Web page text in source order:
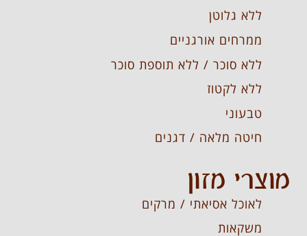
ללא גלוטן
ממרחים אורגניים
ללא סוכר / ללא תוספת סוכר
ללא לקטוז
טבעוני
חיטה מלאה / דגנים
מוצרי מזון
לאוכל אסיאתי / מרקים
משקאות